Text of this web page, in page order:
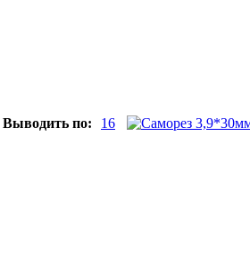
Выводить по:
16